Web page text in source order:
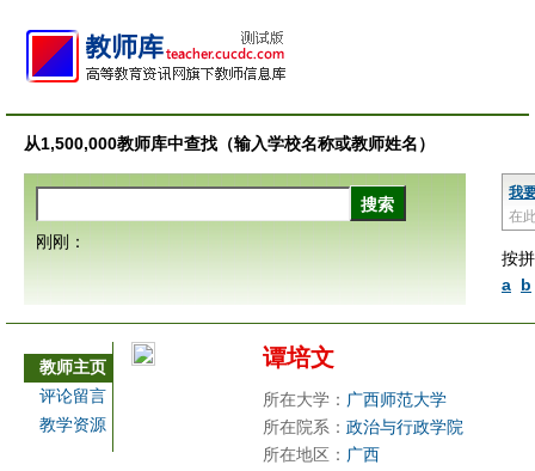
从1,500,000教师库中查找（输入学校名称或教师姓名）
我
在
按
a b
刚刚：
教师主页
评论留言
教学资源
谭培文
所在大学： 广西师范大学
所在院系： 政治与行政学院
所在地区： 广西